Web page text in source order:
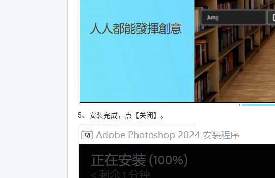
5、安装完成，点【关闭】。